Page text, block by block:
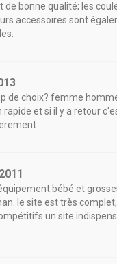
bonne qualité; les
accessoires sont
de choix? femme
et si il y a retour
bébé et
le site est très
un site